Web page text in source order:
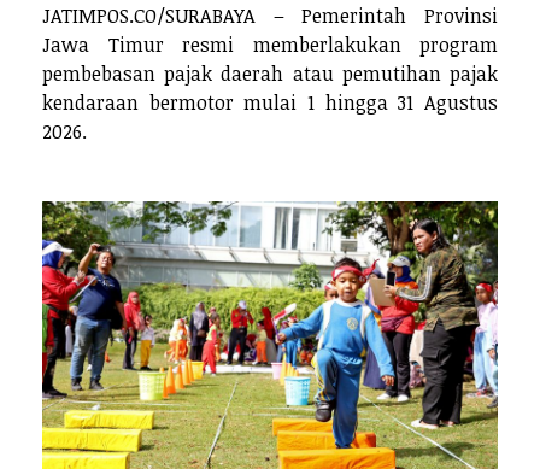
JATIMPOS.CO/SURABAYA – Pemerintah Provinsi
Jawa Timur resmi memberlakukan program
pembebasan pajak daerah atau pemutihan pajak
kendaraan bermotor mulai 1 hingga 31 Agustus
2026.